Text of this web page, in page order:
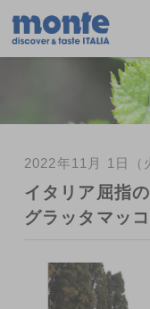
2022年11月 1日（
イタリア屈指
グラッタマッコ